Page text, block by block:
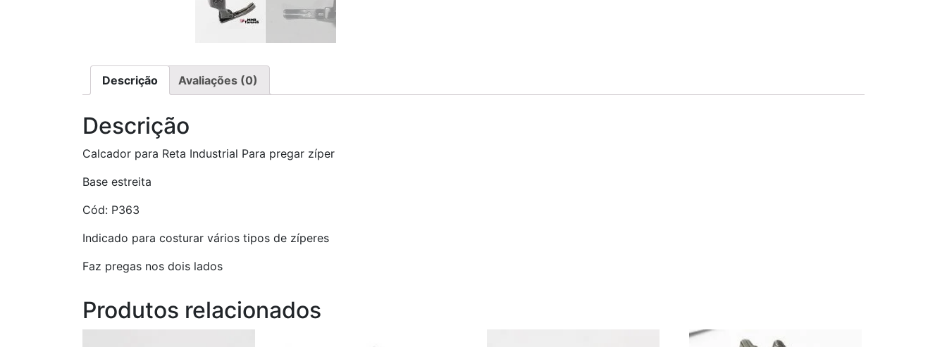
Descrição Avaliações (0)
Descrição
Calcador para Reta Industrial Para pregar zíper
Base estreita
Cód: P363
Indicado para costurar vários tipos de zíperes
Faz pregas nos dois lados
Produtos relacionados